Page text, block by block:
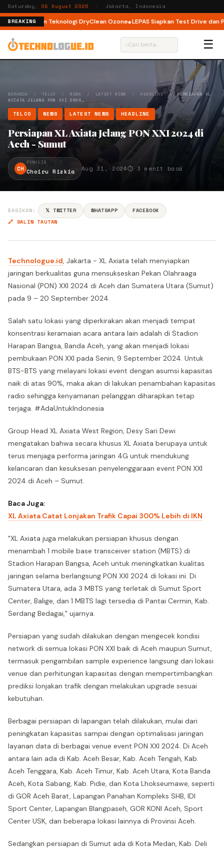
Saturday,08 August 2026 · Jakarta, Indonesia
BREAKING
dengan Teknologi DryClean Ozone LEPAS Siapkan Test Drive dan
⌕ ☰
BERANDA / TELCO /NEWS / LATEST NEWS /HEADLINE/PERSIAPAN XL
AXIATA JELANG PON XXI 2024…
TELCO NEWS LATEST NEWS HEADLINE
Persiapan XL Axiata Jelang PON XXI 2024 di
Aceh - Sumut
CH
PENULIS
Choiru Rizkia Aug 31, 2024⏱ 3 menit baca
BAGIKAN: 𝕏 TWITTER WHATSAPP
FACEBOOK
🔗 SALIN TAUTAN
Technologue.id, Jakarta - XL Axiata telah menyiapkan
jaringan berkualitas guna mensukseskan Pekan Olahraaga
Nasional (PON) XXI 2024 di Aceh dan Sumatera Utara (Sumut)
pada 9 – 20 September 2024.
Salah satu lokasi yang diperkirakan akan menjadi tempat
konsentrasi keramaian acara antara lain adalah di Stadion
Harapan Bangsa, Banda Aceh, yang akan menjadi lokasi
pembukaan PON XXI pada Senin, 9 September 2024. Untuk
BTS-BTS yang melayani lokasi event dengan asumsi kapasitas
naik di atas 90%, maka akan di lakukan penambahan kapasitas
radio sehingga kenyamanan pelanggan diharapkan tetap
terjaga. #AdaUntukIndonesia
Group Head XL Axiata West Region, Desy Sari Dewi
mengatakan bahwa secara khusus XL Axiata berupaya untuk
terus menjaga performa jaringan 4G untuk mendukung
kelancaran dan kesuksesan penyelenggaraan event PON XXI
2024 di Aceh – Sumut.
Baca Juga:
XL Axiata Catat Lonjakan Trafik Capai 300% Lebih di IKN
"XL Axiata juga melakukan persiapan khusus dengan
menambah 1 mobile base transceiver station (MBTS) di
Stadion Harapan Bangsa, Aceh untuk meningkatkan kualitas
jaringan selama berlangsung PON XXI 2024 di lokasi ini. Di
Sumatera Utara, ada 3 MBTS yang terletak di Sumut Sport
Center, Balige, dan 1 MBTS lagi tersedia di Pantai Cermin, Kab.
Serdang Bedagai," ujarnya.
Persiapan yang sudah dilakukan dengan mengecek kondisi
network di semua lokasi PON XXI baik di Aceh maupun Sumut,
termasuk pengambilan sample experience langsung dari lokasi
venue dan perhitungan kapasitas dengan mempertimbangkan
prediksi lonjakan trafik dengan melakukan upgrade sesuai
kebutuhan.
Berbagai persiapan di lapangan telah dilakukan, mulai dari
peningkatan kapasitas sampai dengan optimalisasi jaringan
layanan data di berbagai venue event PON XXI 2024. Di Aceh
antara lain ada di Kab. Aceh Besar, Kab. Aceh Tengah, Kab.
Aceh Tenggara, Kab. Aceh Timur, Kab. Aceh Utara, Kota Banda
Aceh, Kota Sabang, Kab. Pidie, dan Kota Lhokseumawe, seperti
di GOR Aceh Barat, Lapangan Panahan Kompleks SHB, IDI
Sport Center, Lapangan Blangpaseh, GOR KONI Aceh, Sport
Center USK, dan beberapa lokasi lainnya di Provinsi Aceh.
Sedangkan persiapan di Sumut ada di Kota Medan, Kab. Deli